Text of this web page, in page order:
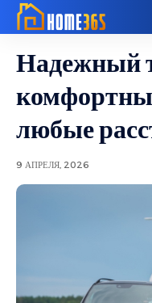
Надежный
любые
9 АПРЕЛЯ, 2026